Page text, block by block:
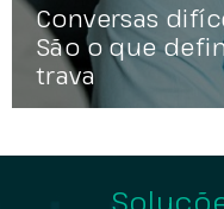
Conversas
São o que
trava